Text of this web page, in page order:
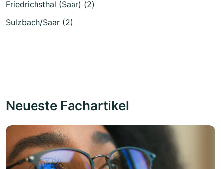
Friedrichsthal (Saar) (2)
Sulzbach/Saar (2)
Neueste Fachartikel